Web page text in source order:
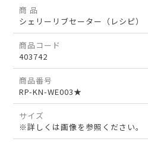
商 品
シェリーリブセーター（レシピ）
商品コード
403742
商品番号
RP-KN-WE003★
サイズ
※詳しくは画像を参照ください。